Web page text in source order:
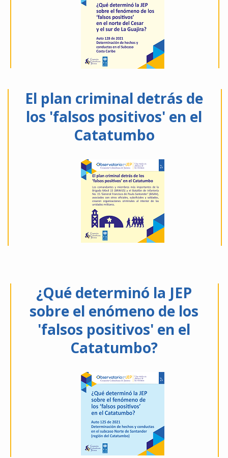
El plan criminal detrás de
los 'falsos positivos' en el
Catatumbo
¿Qué determinó la JEP
sobre el enómeno de los
'falsos positivos' en el
Catatumbo?